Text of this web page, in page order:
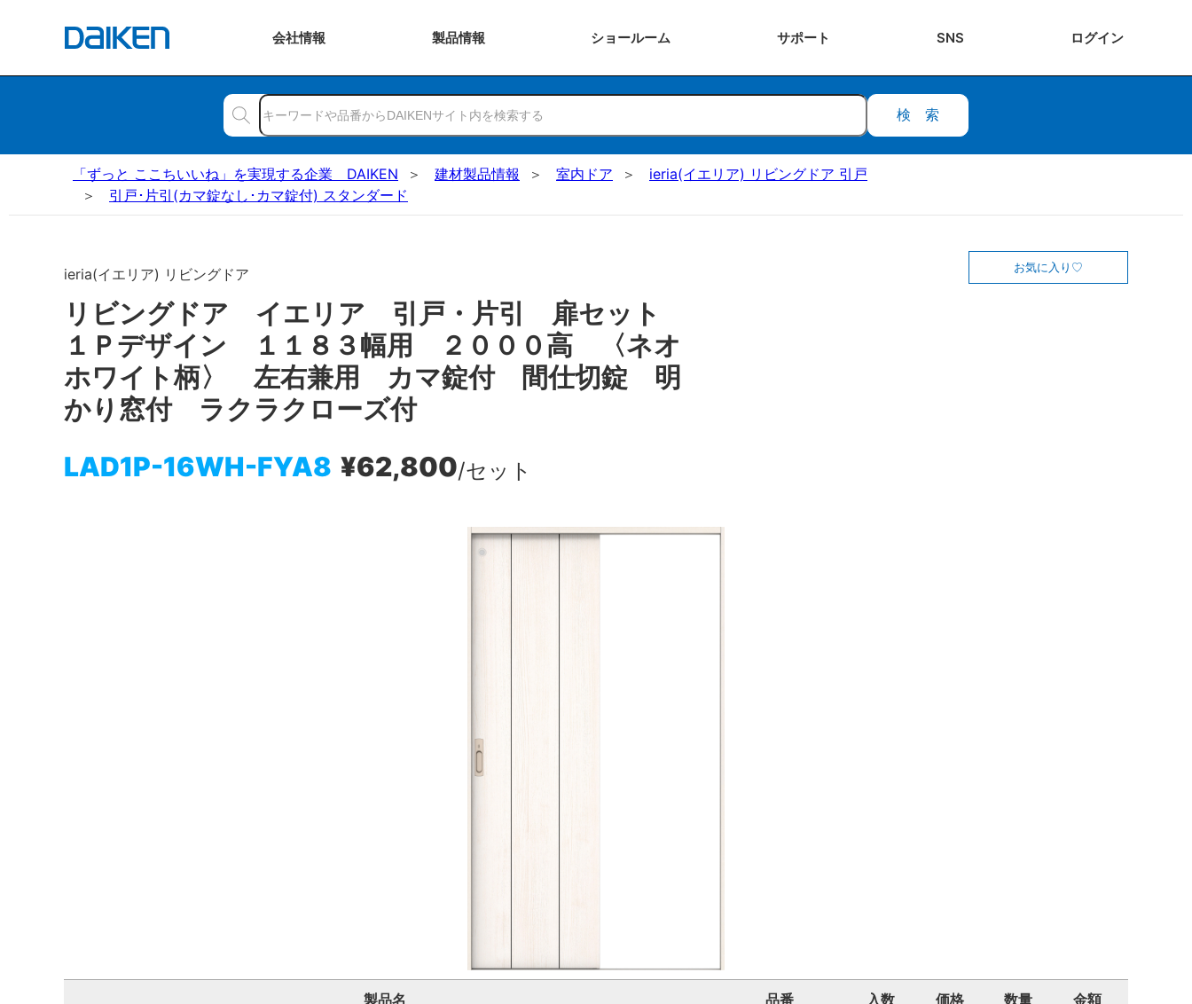
会社情報 製品情報 ショールーム サポート SNS ログイン
検索
「ずっと ここちいいね」を実現する企業 DAIKEN 建材製品情報 室内ドア
ieria(イエリア) リビングドア 引戸
引戸･片引(カマ錠なし･カマ錠付) スタンダード
ieria(イエリア) リビングドア
リビングドア イエリア 引戸・片引 扉セット
１Ｐデザイン １１８３幅用 ２０００高 〈ネオ
ホワイト柄〉 左右兼用 カマ錠付 間仕切錠 明
かり窓付 ラクラクローズ付
LAD1P-16WH-FYA8 ¥62,800/セット
お気に入り
製品名 品番 入数 価格 数量 金額